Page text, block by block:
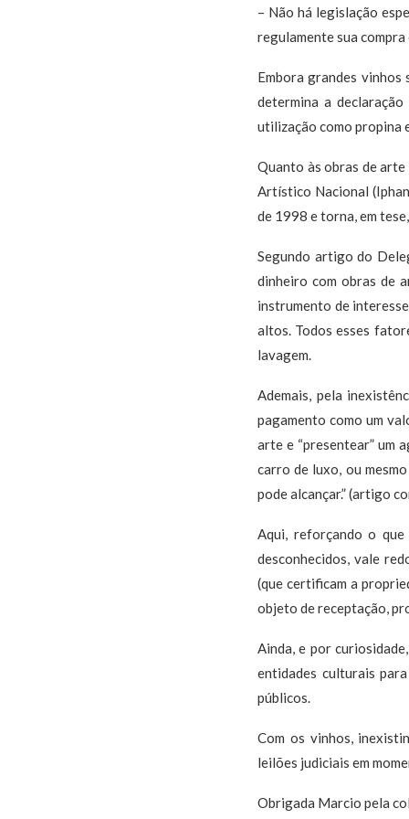
– Não há legislação
regulamente sua
Embora grandes vinhos
determina a
utilização como propina
Quanto às obras de
Artístico Nacional
de 1998 e torna, em
Segundo artigo do
dinheiro com obras de
instrumento de
altos. Todos esses
lavagem.
Ademais, pela
pagamento como um
arte e “presentear” um
carro de luxo, ou
pode alcançar.” (artigo
Aqui, reforçando o
desconhecidos, vale
(que certificam a
objeto de receptação,
Ainda, e por
entidades culturais
públicos.
Com os vinhos,
leilões judiciais em
Obrigada Marcio pela